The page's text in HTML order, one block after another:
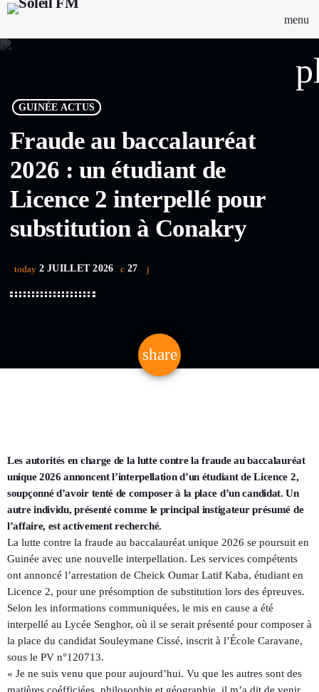
menu
GUINÉE ACTUS
Fraude au baccalauréat
2026 : un étudiant de
Licence 2 interpellé pour
substitution à Conakry
today 2 JUILLET 2026 27
share
email
Les autorités en charge de la lutte contre la fraude au baccalauréat
unique 2026 annoncent l’interpellation d’un étudiant de Licence 2,
soupçonné d’avoir tenté de composer à la place d’un candidat. Un
autre individu, présenté comme le principal instigateur présumé de
l’affaire, est activement recherché.
La lutte contre la fraude au baccalauréat unique 2026 se poursuit en
Guinée avec une nouvelle interpellation. Les services compétents
ont annoncé l’arrestation de Cheick Oumar Latif Kaba, étudiant en
Licence 2, pour une présomption de substitution lors des épreuves.
Selon les informations communiquées, le mis en cause a été
interpellé au Lycée Senghor, où il se serait présenté pour composer à
la place du candidat Souleymane Cissé, inscrit à l’École Caravane,
sous le PV n°120713.
« Je ne suis venu que pour aujourd’hui. Vu que les autres sont des